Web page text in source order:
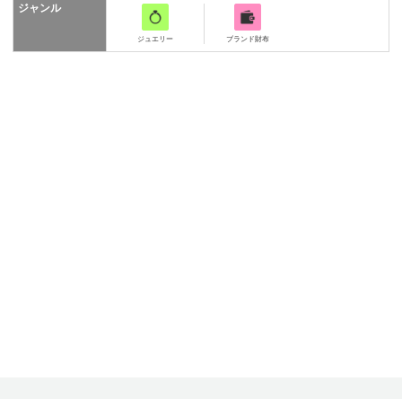
ジャンル
ジュエリー ブランド財布